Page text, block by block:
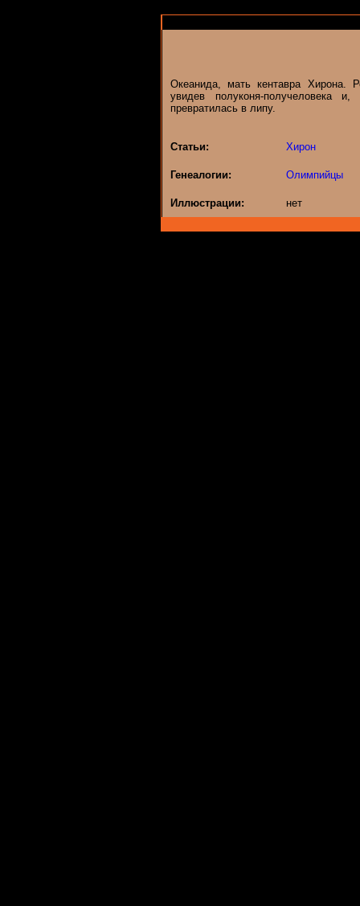
Океанида, мать кентавра Хирона.
увидев полуконя-получеловека
превратилась в липу.
Статьи: Хирон
Генеалогии: Олимпийцы
Иллюстрации: нет